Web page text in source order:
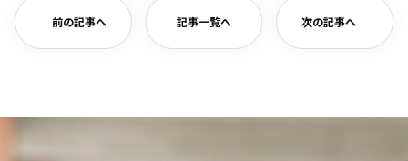
前の記事へ 記事一覧へ 次の記事へ